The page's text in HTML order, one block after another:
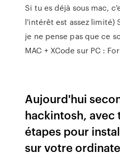
Si tu es déjà sous mac,
l'intérêt est assez limité)
je ne pense pas que ce
MAC + XCode sur PC :
Aujourd'hui
hackintosh, avec
étapes pour
sur votre